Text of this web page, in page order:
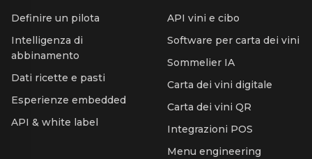
Definire un pilota
Intelligenza di
abbinamento
Dati ricette e pasti
Esperienze embedded
API & white label
API vini e cibo
Software per carta dei vini
Sommelier IA
Carta dei vini digitale
Carta dei vini QR
Integrazioni POS
Menu engineering